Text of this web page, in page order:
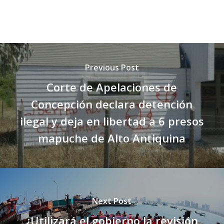
Previous Post
Corte de Apelaciones de
Concepción declara detención
ilegal y deja en libertad a 6 presos
mapuche de Alto Antiquina
Next Post
¿Utilizará el gobierno la revisión